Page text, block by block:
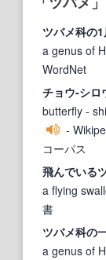
ツバメ科の
a genus of
WordNet
チョウ-シロ
butterfly -
-
コーパス
飛んでいる
a flying
書
ツバメ科の
a genus of